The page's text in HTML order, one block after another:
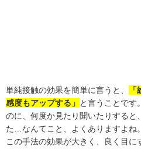
単純接触の効果を簡単に言うと、 「
感度もアップする」 と言うことです
のに、何度か見たり聞いたりする
た…なんてこと、よくありますよね
この手法の効果が大きく、良く目に